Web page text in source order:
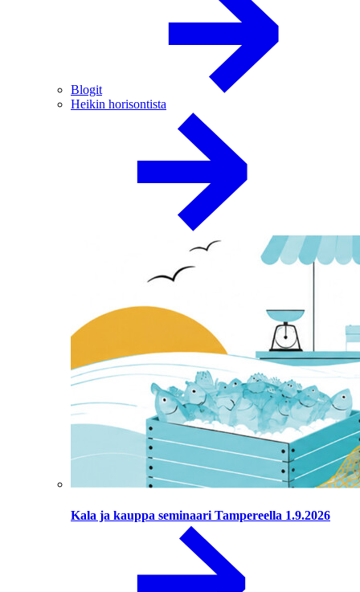
Blogit
Heikin horisontista
Kala ja kauppa seminaari Tampereella 1.9.2026